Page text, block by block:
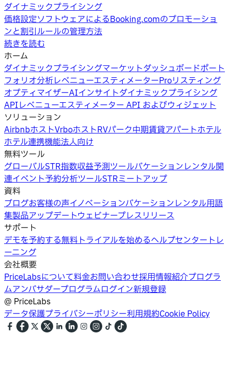
ダイナミックプライシング
価格設定ソフトウェアによるBooking.comのプロモーショ
ンと割引ルールの管理方法
続きを読む
ホーム
ダイナミックプライシングマーケットダッシュボードポート
フォリオ分析レベニューエスティメーターProリスティング
オプティマイザーAIインサイトダイナミックプライシング
APIレベニューエスティメーター API およびウィジェット
ソリューション
AirbnbホストVrboホストRVパーク中期賃貸アパートホテル
ホテル連携機能法人向け
無料ツール
グローバルSTR指数収益予測ツールバケーションレンタル関
連イベント予約分析ツールSTRミートアップ
資料
ブログお客様の声イノベーションバケーションレンタル用語
集製品アップデートウェビナープレスリリース
サポート
デモを予約する無料トライアルを始めるヘルプセンタートレ
ーニング
会社概要
PriceLabsについて料金お問い合わせ採用情報紹介プログラ
ムアンバサダープログラムログイン新規登録
@ PriceLabs
データ保護プライバシーポリシー利用規約Cookie Policy